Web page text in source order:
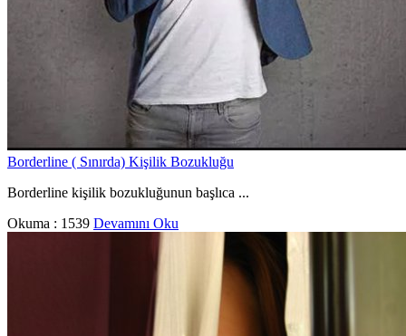
Borderline ( Sınırda) Kişilik Bozukluğu
Borderline kişilik bozukluğunun başlıca ...
Okuma : 1539 Devamını Oku